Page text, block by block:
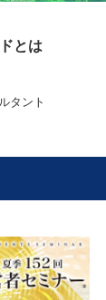
とは
タント